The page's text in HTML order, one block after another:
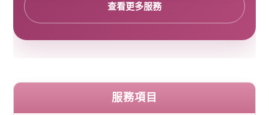
查看更多服務
服務項目